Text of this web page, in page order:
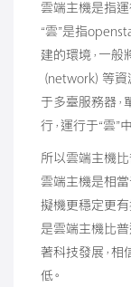
雲端主機是指運
“雲”是指
建的環境，一般
（network）等
于多臺服務器，
行，運行于“雲”
所以雲端主機
雲端主機是相
擬機更穩定更有
是雲端主機比普
著科技發展，相
低。